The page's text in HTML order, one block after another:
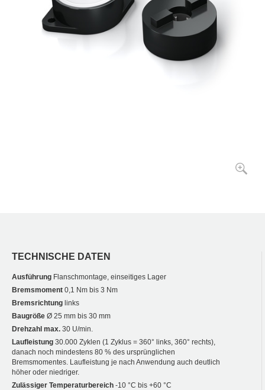
TECHNISCHE DATEN
Ausführung Flanschmontage, einseitiges Lager
Bremsmoment 0,1 Nm bis 3 Nm
Bremsrichtung links
Baugröße Ø 25 mm bis 30 mm
Drehzahl max. 30 U/min.
Laufleistung 30.000 Zyklen (1 Zyklus = 360° links, 360° rechts),
danach noch mindestens 80 % des ursprünglichen
Bremsmomentes. Laufleistung je nach Anwendung auch deutlich
höher oder niedriger.
Zulässiger Temperaturbereich -10 °C bis +60 °C